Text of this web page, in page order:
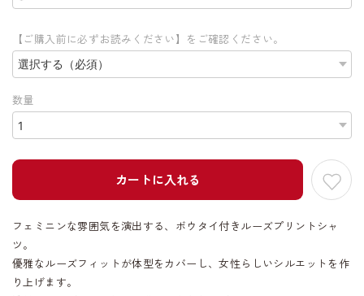
【ご購入前に必ずお読みください】をご確認ください。
数量
カートに入れる
フェミニンな雰囲気を演出する、ボウタイ付きルーズプリントシャ
ツ。
優雅なルーズフィットが体型をカバーし、女性らしいシルエットを作
り上げます。